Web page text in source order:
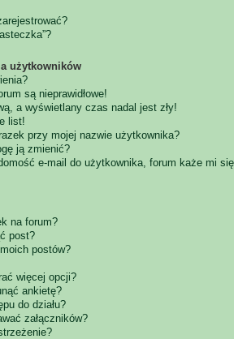
użytkowników
są nieprawidłowe!
a wyświetlany czas nadal jest zły!
list!
przy mojej nazwie użytkownika?
ją zmienić?
e-mail do użytkownika, forum każe mi się
na forum?
post?
postów?
więcej opcji?
ankietę?
do działu?
załączników?